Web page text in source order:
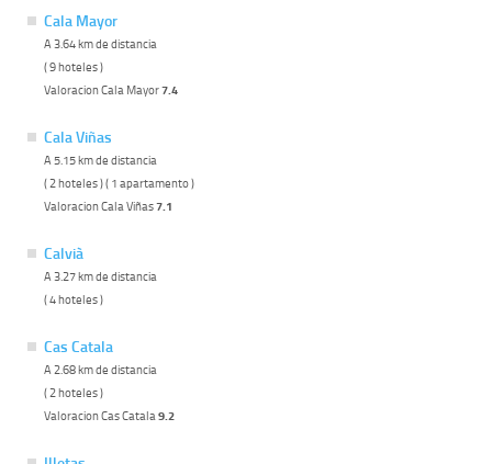
Cala Mayor
A 3.64 km de distancia
( 9 hoteles )
Valoracion Cala Mayor7.4
Cala Viñas
A 5.15 km de distancia
( 2 hoteles ) ( 1 apartamento )
Valoracion Cala Viñas7.1
Calvià
A 3.27 km de distancia
( 4 hoteles )
Cas Catala
A 2.68 km de distancia
( 2 hoteles )
Valoracion Cas Catala 9.2